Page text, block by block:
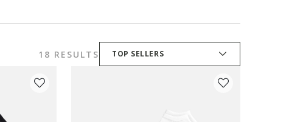
18 RESULTS TOP SELLERS